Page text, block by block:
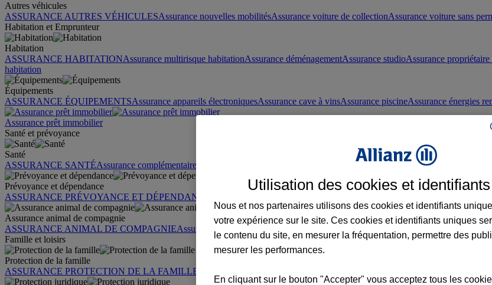
Autres véhicules
ASSURANCE AUTRES VÉHICULESAssurance nouvelles mobilitésAssurance voiture de collectionAssurance voiture sans
Habitation et Emprunteur
Habitation
ASSURANCE HABITATIONAssurance multirisque habitationAssurance déménagementAssurance studioAssurance
habitation
Équipements
ASSURANCE ÉQUIPEMENTSAssurance appareils électroniquesAssurance cave à vinsAssurance piscineAssurance énergies
Assurance prêt immobilier
Santé et prévoyance
Santé
ASSURANCE SANTÉAssurance complémentaire santé Conseils santé
Prévoyance et dépendance
ASSURANCE PRÉVOYANCE ET DÉPENDANCE
Assurance animal de compagnie
ASSURANCE ANIMAL DE COMPAGNIEAssurance chien Assurance chat
Conseils animal de compagnie
Famille et loisirs
Protection de la famille
ASSURANCE PROTECTION DE LA FAMILLE
Utilisation des cookies et
Nous et nos partenaires utilisons des cookies et identifiants
votre expérience sur le site. Ces cookies et identifiants uniques
le contenu du site, en mesurer la fréquentation, permettre des
mesurer les performances.
En cliquant sur le bouton "Accepter" vous acceptez tous les